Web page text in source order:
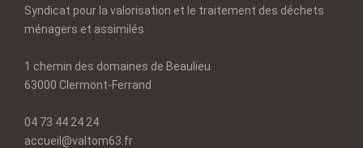
Syndicat pour la valorisation et le traitement des déchets
ménagers et assimilés
1 chemin des domaines de Beaulieu
63000 Clermont-Ferrand
04 73 44 24 24
accueil@valtom63.fr